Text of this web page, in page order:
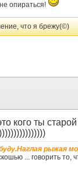
опираться!
что я брежу(©)
кого ты старой
рыжая
... говорить то,